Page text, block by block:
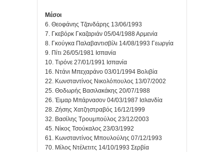
Μέσοι
6. Θεοφάνης Τζανδάρης 13/06/1993
7. Γκεβόρκ Γκαζαριάν 05/04/1988 Αρμενία
8. Γκούγκα Παλαβαντισβίλι 14/08/1993 Γεωργία
9. Πίτι 26/05/1981 Ισπανία
10. Τιρόνε 27/01/1991 Ισπανία
16. Ντάνι Μπεχαράνο 03/01/1994 Βολιβία
22. Κωνσταντίνος Νικολόπουλος 13/07/2002
25. Θοδωρής Βασιλακάκης 20/07/1988
26. Έιμαρ Μπάρνασον 04/03/1987 Ισλανδία
28. Ζήσης Χατζηστραβός 16/12/1999
32. Βασίλης Τρουμπούλος 23/12/2003
45. Νίκος Τσούκαλος 23/03/1992
61. Κωνσταντίνος Μπουλούλης 07/12/1993
70. Μίλος Ντέλετιτς 14/10/1993 Σερβία